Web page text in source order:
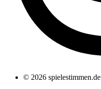
© 2026 spielestimmen.de